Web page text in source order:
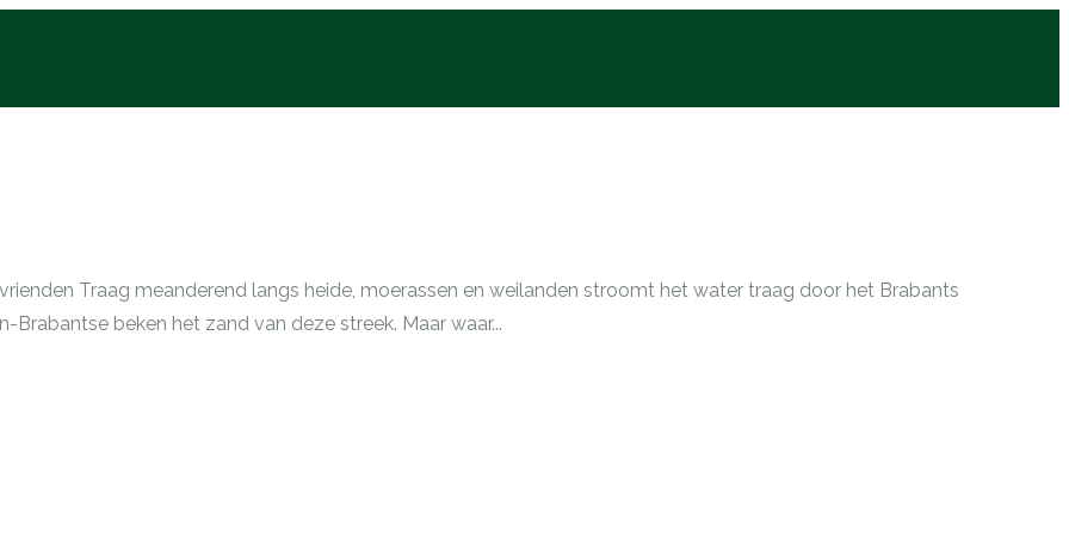
Traag meanderend langs heide, moerassen en weilanden stroomt het water traag door het Brabants
beken het zand van deze streek. Maar waar...